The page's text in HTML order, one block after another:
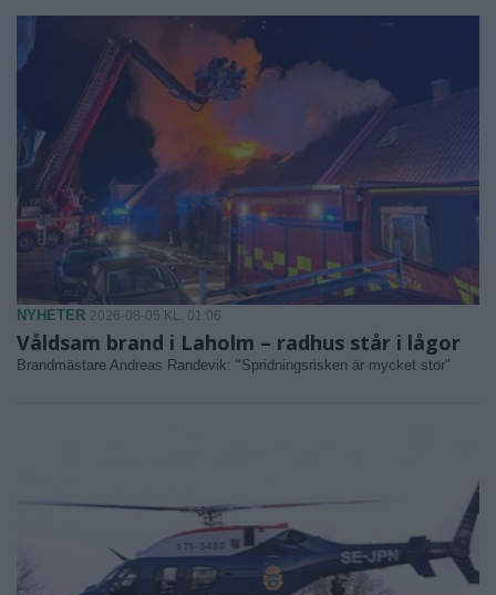
NYHETER 2026-08-05 KL. 01:06
Våldsam brand i Laholm – radhus står i lågor
Brandmästare Andreas Randevik: "Spridningsrisken är mycket stor"